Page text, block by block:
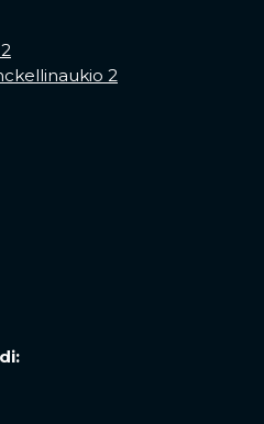
2
new tab)
in a new tab)